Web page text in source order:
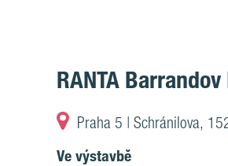
RANTA Barrandov
Praha 5 | Schránilova,
Ve výstavbě